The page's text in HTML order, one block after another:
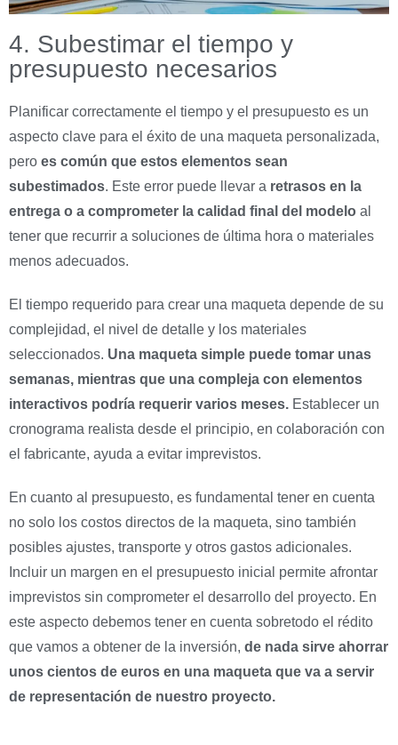
4. Subestimar el tiempo y
presupuesto necesarios
Planificar correctamente el tiempo y el presupuesto es un
aspecto clave para el éxito de una maqueta personalizada,
pero es común que estos elementos sean
subestimados. Este error puede llevar a retrasos en la
entrega o a comprometer la calidad final del modelo al
tener que recurrir a soluciones de última hora o materiales
menos adecuados.
El tiempo requerido para crear una maqueta depende de su
complejidad, el nivel de detalle y los materiales
seleccionados. Una maqueta simple puede tomar unas
semanas, mientras que una compleja con elementos
interactivos podría requerir varios meses. Establecer un
cronograma realista desde el principio, en colaboración con
el fabricante, ayuda a evitar imprevistos.
En cuanto al presupuesto, es fundamental tener en cuenta
no solo los costos directos de la maqueta, sino también
posibles ajustes, transporte y otros gastos adicionales.
Incluir un margen en el presupuesto inicial permite afrontar
imprevistos sin comprometer el desarrollo del proyecto. En
este aspecto debemos tener en cuenta sobretodo el rédito
que vamos a obtener de la inversión, de nada sirve ahorrar
unos cientos de euros en una maqueta que va a servir
de representación de nuestro proyecto.